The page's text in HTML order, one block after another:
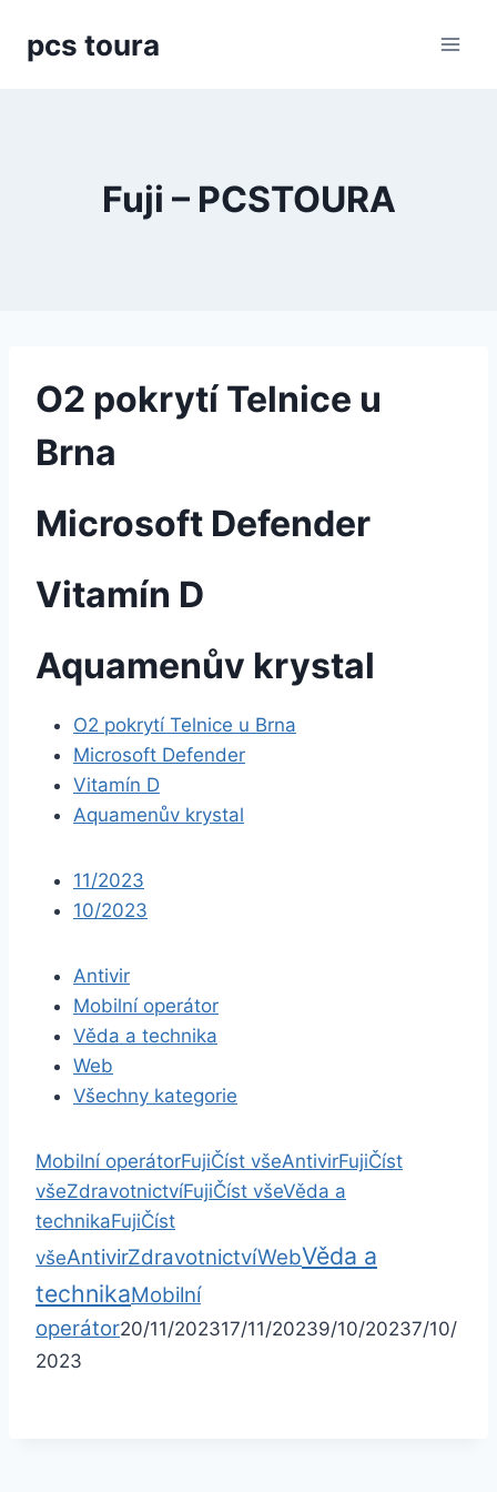
pcs toura
Fuji – PCSTOURA
O2 pokrytí Telnice u
Brna
Microsoft Defender
Vitamín D
Aquamenův krystal
O2 pokrytí Telnice u Brna
Microsoft Defender
Vitamín D
Aquamenův krystal
11/2023
10/2023
Antivir
Mobilní operátor
Věda a technika
Web
Všechny kategorie
Mobilní operátorFujiČíst všeAntivirFujiČíst
všeZdravotnictvíFujiČíst všeVěda a
technikaFujiČíst
všeAntivirZdravotnictvíWebVěda a
technikaMobilní
operátor20/11/202317/11/20239/10/20237/10/
2023